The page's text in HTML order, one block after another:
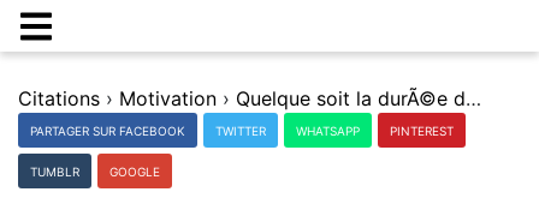
Citations › Motivation › Quelque soit la durÃ©e de la nuit, le soleil apparaÃ®tra.
PARTAGER SUR FACEBOOK TWITTER WHATSAPP PINTEREST
TUMBLR GOOGLE